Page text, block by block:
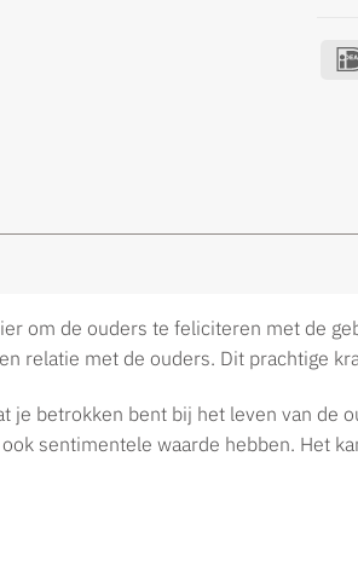
om de ouders te feliciteren met de
relatie met de ouders. Dit prachtige
je betrokken bent bij het leven van
ook sentimentele waarde hebben. Het